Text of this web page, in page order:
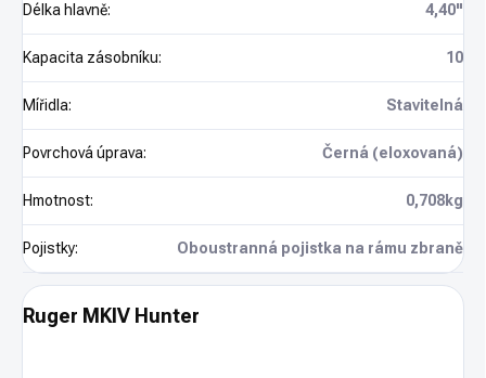
Délka hlavně: 4,40"
Kapacita zásobníku: 10
Mířidla: Stavitelná
Povrchová úprava: Černá (eloxovaná)
Hmotnost: 0,708kg
Pojistky: Oboustranná pojistka na rámu zbraně
Ruger MKIV Hunter